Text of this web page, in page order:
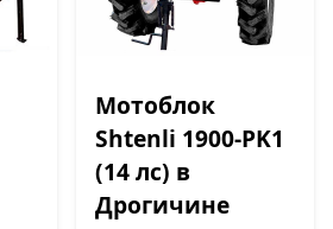
Мотоблок
Shtenli 1900-PK1
(14 лс) в
Дрогичине